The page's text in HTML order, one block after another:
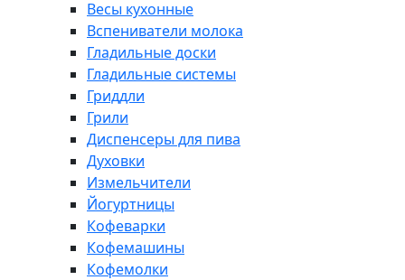
Весы кухонные
Вспениватели молока
Гладильные доски
Гладильные системы
Гриддли
Грили
Диспенсеры для пива
Духовки
Измельчители
Йогуртницы
Кофеварки
Кофемашины
Кофемолки